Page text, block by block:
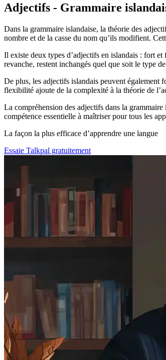
Adjectifs - Grammaire
Dans la grammaire islandaise, la théorie des
nombre et de la casse du nom qu’ils modifient.
Il existe deux types d’adjectifs en islandais : fort
revanche, restent inchangés quel que soit le type
De plus, les adjectifs islandais peuvent
flexibilité ajoute de la complexité à la théorie de
La compréhension des adjectifs dans la
compétence essentielle à maîtriser pour tous les
La façon la plus efficace d’apprendre une langue
Essaie Talkpal gratuitement